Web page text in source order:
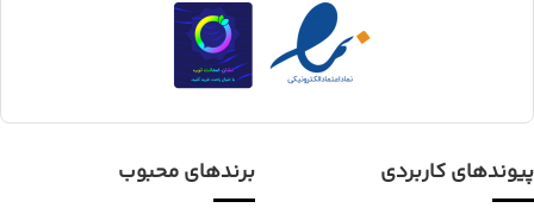
پیوندهای کاربردی برندهای محبوب